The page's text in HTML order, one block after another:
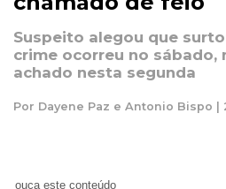
Suspeito alegou que
crime ocorreu no sábado,
achado nesta segunda
Por Dayene Paz e Antonio Bispo |
ouça este conteúdo